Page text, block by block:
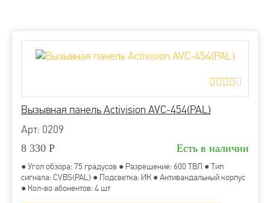
Вызывная панель Activision AVC-454(PAL)
Арт: 0209
8 330 Р Есть в наличии
● Угол обзора: 75 градусов ● Разрешение: 600 ТВЛ ● Тип
сигнала: CVBS(PAL) ● Подсветка: ИК ● Антивандальный корпус
● Кол-во абонентов: 4 шт